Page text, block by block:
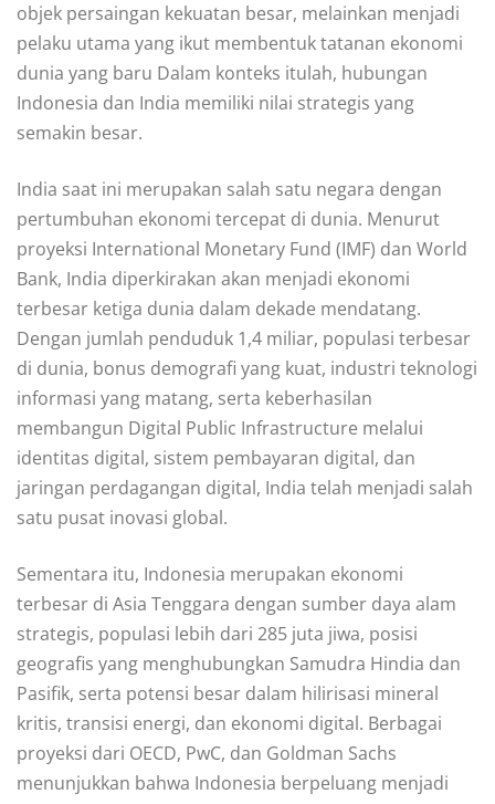
objek persaingan kekuatan besar, melainkan menjadi
pelaku utama yang ikut membentuk tatanan ekonomi
dunia yang baru Dalam konteks itulah, hubungan
Indonesia dan India memiliki nilai strategis yang
semakin besar.
India saat ini merupakan salah satu negara dengan
pertumbuhan ekonomi tercepat di dunia. Menurut
proyeksi International Monetary Fund (IMF) dan World
Bank, India diperkirakan akan menjadi ekonomi
terbesar ketiga dunia dalam dekade mendatang.
Dengan jumlah penduduk 1,4 miliar, populasi terbesar
di dunia, bonus demografi yang kuat, industri teknologi
informasi yang matang, serta keberhasilan
membangun Digital Public Infrastructure melalui
identitas digital, sistem pembayaran digital, dan
jaringan perdagangan digital, India telah menjadi salah
satu pusat inovasi global.
Sementara itu, Indonesia merupakan ekonomi
terbesar di Asia Tenggara dengan sumber daya alam
strategis, populasi lebih dari 285 juta jiwa, posisi
geografis yang menghubungkan Samudra Hindia dan
Pasifik, serta potensi besar dalam hilirisasi mineral
kritis, transisi energi, dan ekonomi digital. Berbagai
proyeksi dari OECD, PwC, dan Goldman Sachs
menunjukkan bahwa Indonesia berpeluang menjadi